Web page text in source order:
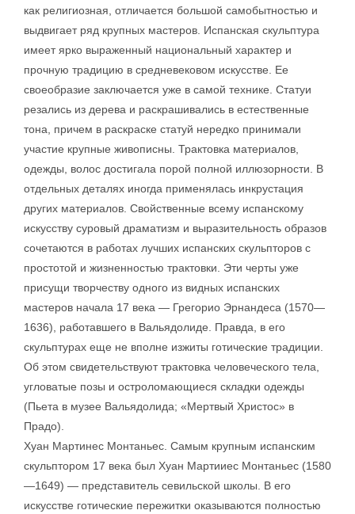
как религиозная, отличается большой самобытностью и
выдвигает ряд крупных мастеров. Испанская скульптура
имеет ярко выраженный национальный характер и
прочную традицию в средневековом искусстве. Ее
своеобразие заключается уже в самой технике. Статуи
резались из дерева и раскрашивались в естественные
тона, причем в раскраске статуй нередко принимали
участие крупные живописны. Трактовка материалов,
одежды, волос достигала порой полной иллюзорности. В
отдельных деталях иногда применялась инкрустация
других материалов. Свойственные всему испанскому
искусству суровый драматизм и выразительность образов
сочетаются в работах лучших испанских скульпторов с
простотой и жизненностью трактовки. Эти черты уже
присущи творчеству одного из видных испанских
мастеров начала 17 века — Грегорио Эрнандеса (1570—
1636), работавшего в Вальядолиде. Правда, в его
скульптурах еще не вполне изжиты готические традиции.
Об этом свидетельствуют трактовка человеческого тела,
угловатые позы и остроломающиеся складки одежды
(Пьета в музее Вальядолида; «Мертвый Христос» в
Прадо).
Хуан Мартинес Монтаньес. Самым крупным испанским
скульптором 17 века был Хуан Мартииес Монтаньес (1580
—1649) — представитель севильской школы. В его
искусстве готические пережитки оказываются полностью